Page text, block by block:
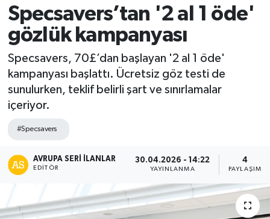
Specsavers’tan '2 al 1 öde'
gözlük kampanyası
Specsavers, 70£’dan başlayan '2 al 1 öde'
kampanyası başlattı. Ücretsiz göz testi de
sunulurken, teklif belirli şart ve sınırlamalar
içeriyor.
#Specsavers
AVRUPA SERİ İLANLAR
EDITÖR
30.04.2026 - 14:22
YAYINLANMA
4
PAYLAŞIM